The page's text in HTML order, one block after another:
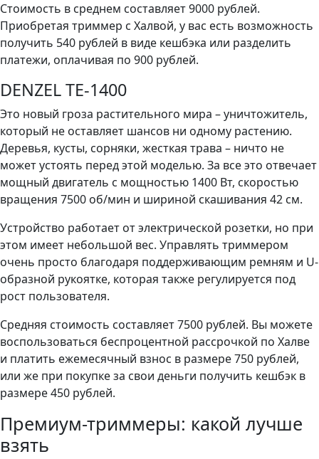
Стоимость в среднем составляет 9000 рублей.
Приобретая триммер с Халвой, у вас есть возможность
получить 540 рублей в виде кешбэка или разделить
платежи, оплачивая по 900 рублей.
DENZEL TE-1400
Это новый гроза растительного мира – уничтожитель,
который не оставляет шансов ни одному растению.
Деревья, кусты, сорняки, жесткая трава – ничто не
может устоять перед этой моделью. За все это отвечает
мощный двигатель с мощностью 1400 Вт, скоростью
вращения 7500 об/мин и шириной скашивания 42 см.
Устройство работает от электрической розетки, но при
этом имеет небольшой вес. Управлять триммером
очень просто благодаря поддерживающим ремням и U-
образной рукоятке, которая также регулируется под
рост пользователя.
Средняя стоимость составляет 7500 рублей. Вы можете
воспользоваться беспроцентной рассрочкой по Халве
и платить ежемесячный взнос в размере 750 рублей,
или же при покупке за свои деньги получить кешбэк в
размере 450 рублей.
Премиум-триммеры: какой лучше
взять